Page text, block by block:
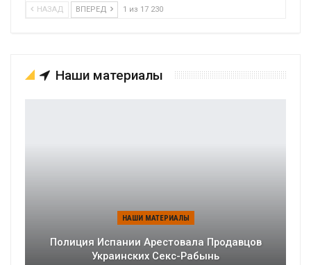
НАЗАД ВПЕРЕД 1 из 17 230
Наши материалы
НАШИ МАТЕРИАЛЫ
Полиция Испании Арестовала Продавцов
Украинских Секс-Рабынь